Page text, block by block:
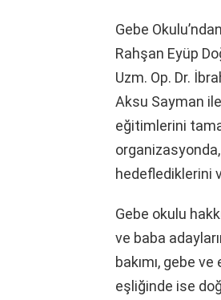
Gebe
Rahşan Eyüp
Uzm. Op. Dr.
Aksu Sayman ile
eğitimlerini
hedeflediklerini
Gebe okulu
ve baba
bakımı, gebe
eşliğinde ise